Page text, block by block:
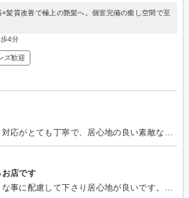
×髪質改善で極上の艶髪へ。個室完備の癒し空間で至
4分
ズ歓迎
店です